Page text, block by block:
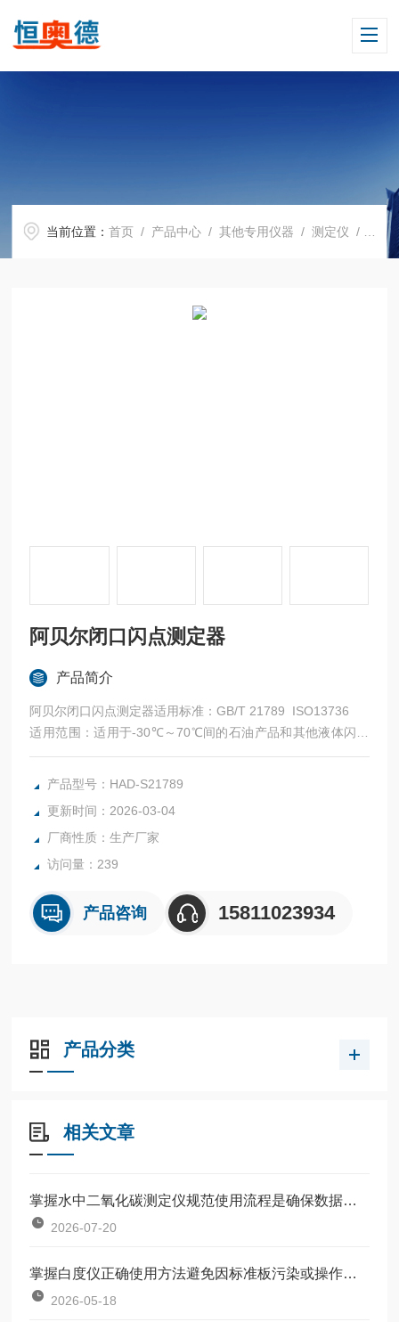
当前位置：首页 / 产品中心 /其他专用仪器 /测定仪 / HAD-S21789阿贝尔闭口闪点测定器
阿贝尔闭口闪点测定器
产品简介
阿贝尔闭口闪点测定器适用标准：GB/T 21789 ISO13736
适用范围：适用于-30℃～70℃间的石油产品和其他液体闪点
的测定
性能特点：
加热采用固态调压器控制升温速率。
试验杯上盖搅拌装置，可以自由拆卸，便于实验。
产品型号：HAD-S21789
更新时间：2026-03-04
厂商性质：生产厂家
访问量：239
产品咨询 15811023934
产品分类
相关文章
掌握水中二氧化碳测定仪规范使用流程是确保数据准确可靠的前提
2026-07-20
掌握白度仪正确使用方法避免因标准板污染或操作不规范引入误差
2026-05-18